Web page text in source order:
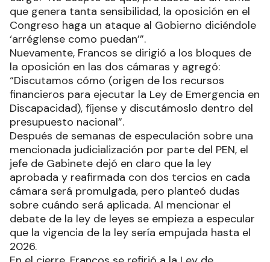
que genera tanta sensibilidad, la oposición en el
Congreso haga un ataque al Gobierno diciéndole
‘arréglense como puedan’”.
Nuevamente, Francos se dirigió a los bloques de
la oposición en las dos cámaras y agregó:
“Discutamos cómo (origen de los recursos
financieros para ejecutar la Ley de Emergencia en
Discapacidad), fíjense y discutámoslo dentro del
presupuesto nacional”.
Después de semanas de especulación sobre una
mencionada judicialización por parte del PEN, el
jefe de Gabinete dejó en claro que la ley
aprobada y reafirmada con dos tercios en cada
cámara será promulgada, pero planteó dudas
sobre cuándo será aplicada. Al mencionar el
debate de la ley de leyes se empieza a especular
que la vigencia de la ley sería empujada hasta el
2026.